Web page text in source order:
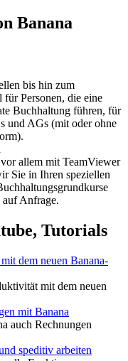
Banana
bis hin zum
für Personen, die eine
Buchhaltung führen, für
und AGs (mit oder ohne
allem mit TeamViewer
Sie in Ihren speziellen
Anfrage.
Tutorials
dem neuen Banana-
mit dem neuen
mit Banana
auch Rechnungen
speditiv arbeiten